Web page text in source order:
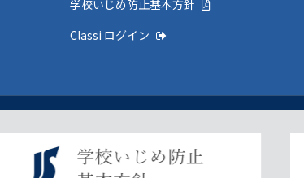
学校いじめ防止基本方針
Classi ログイン